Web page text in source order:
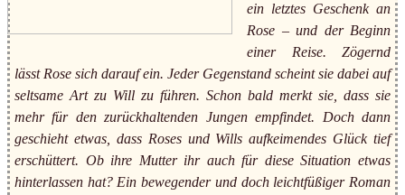
ein letztes Geschenk an
Rose – und der Beginn
einer Reise. Zögernd
lässt Rose sich darauf ein. Jeder Gegenstand scheint sie dabei auf
seltsame Art zu Will zu führen. Schon bald merkt sie, dass sie
mehr für den zurückhaltenden Jungen empfindet. Doch dann
geschieht etwas, dass Roses und Wills aufkeimendes Glück tief
erschüttert. Ob ihre Mutter ihr auch für diese Situation etwas
hinterlassen hat? Ein bewegender und doch leichtfüßiger Roman